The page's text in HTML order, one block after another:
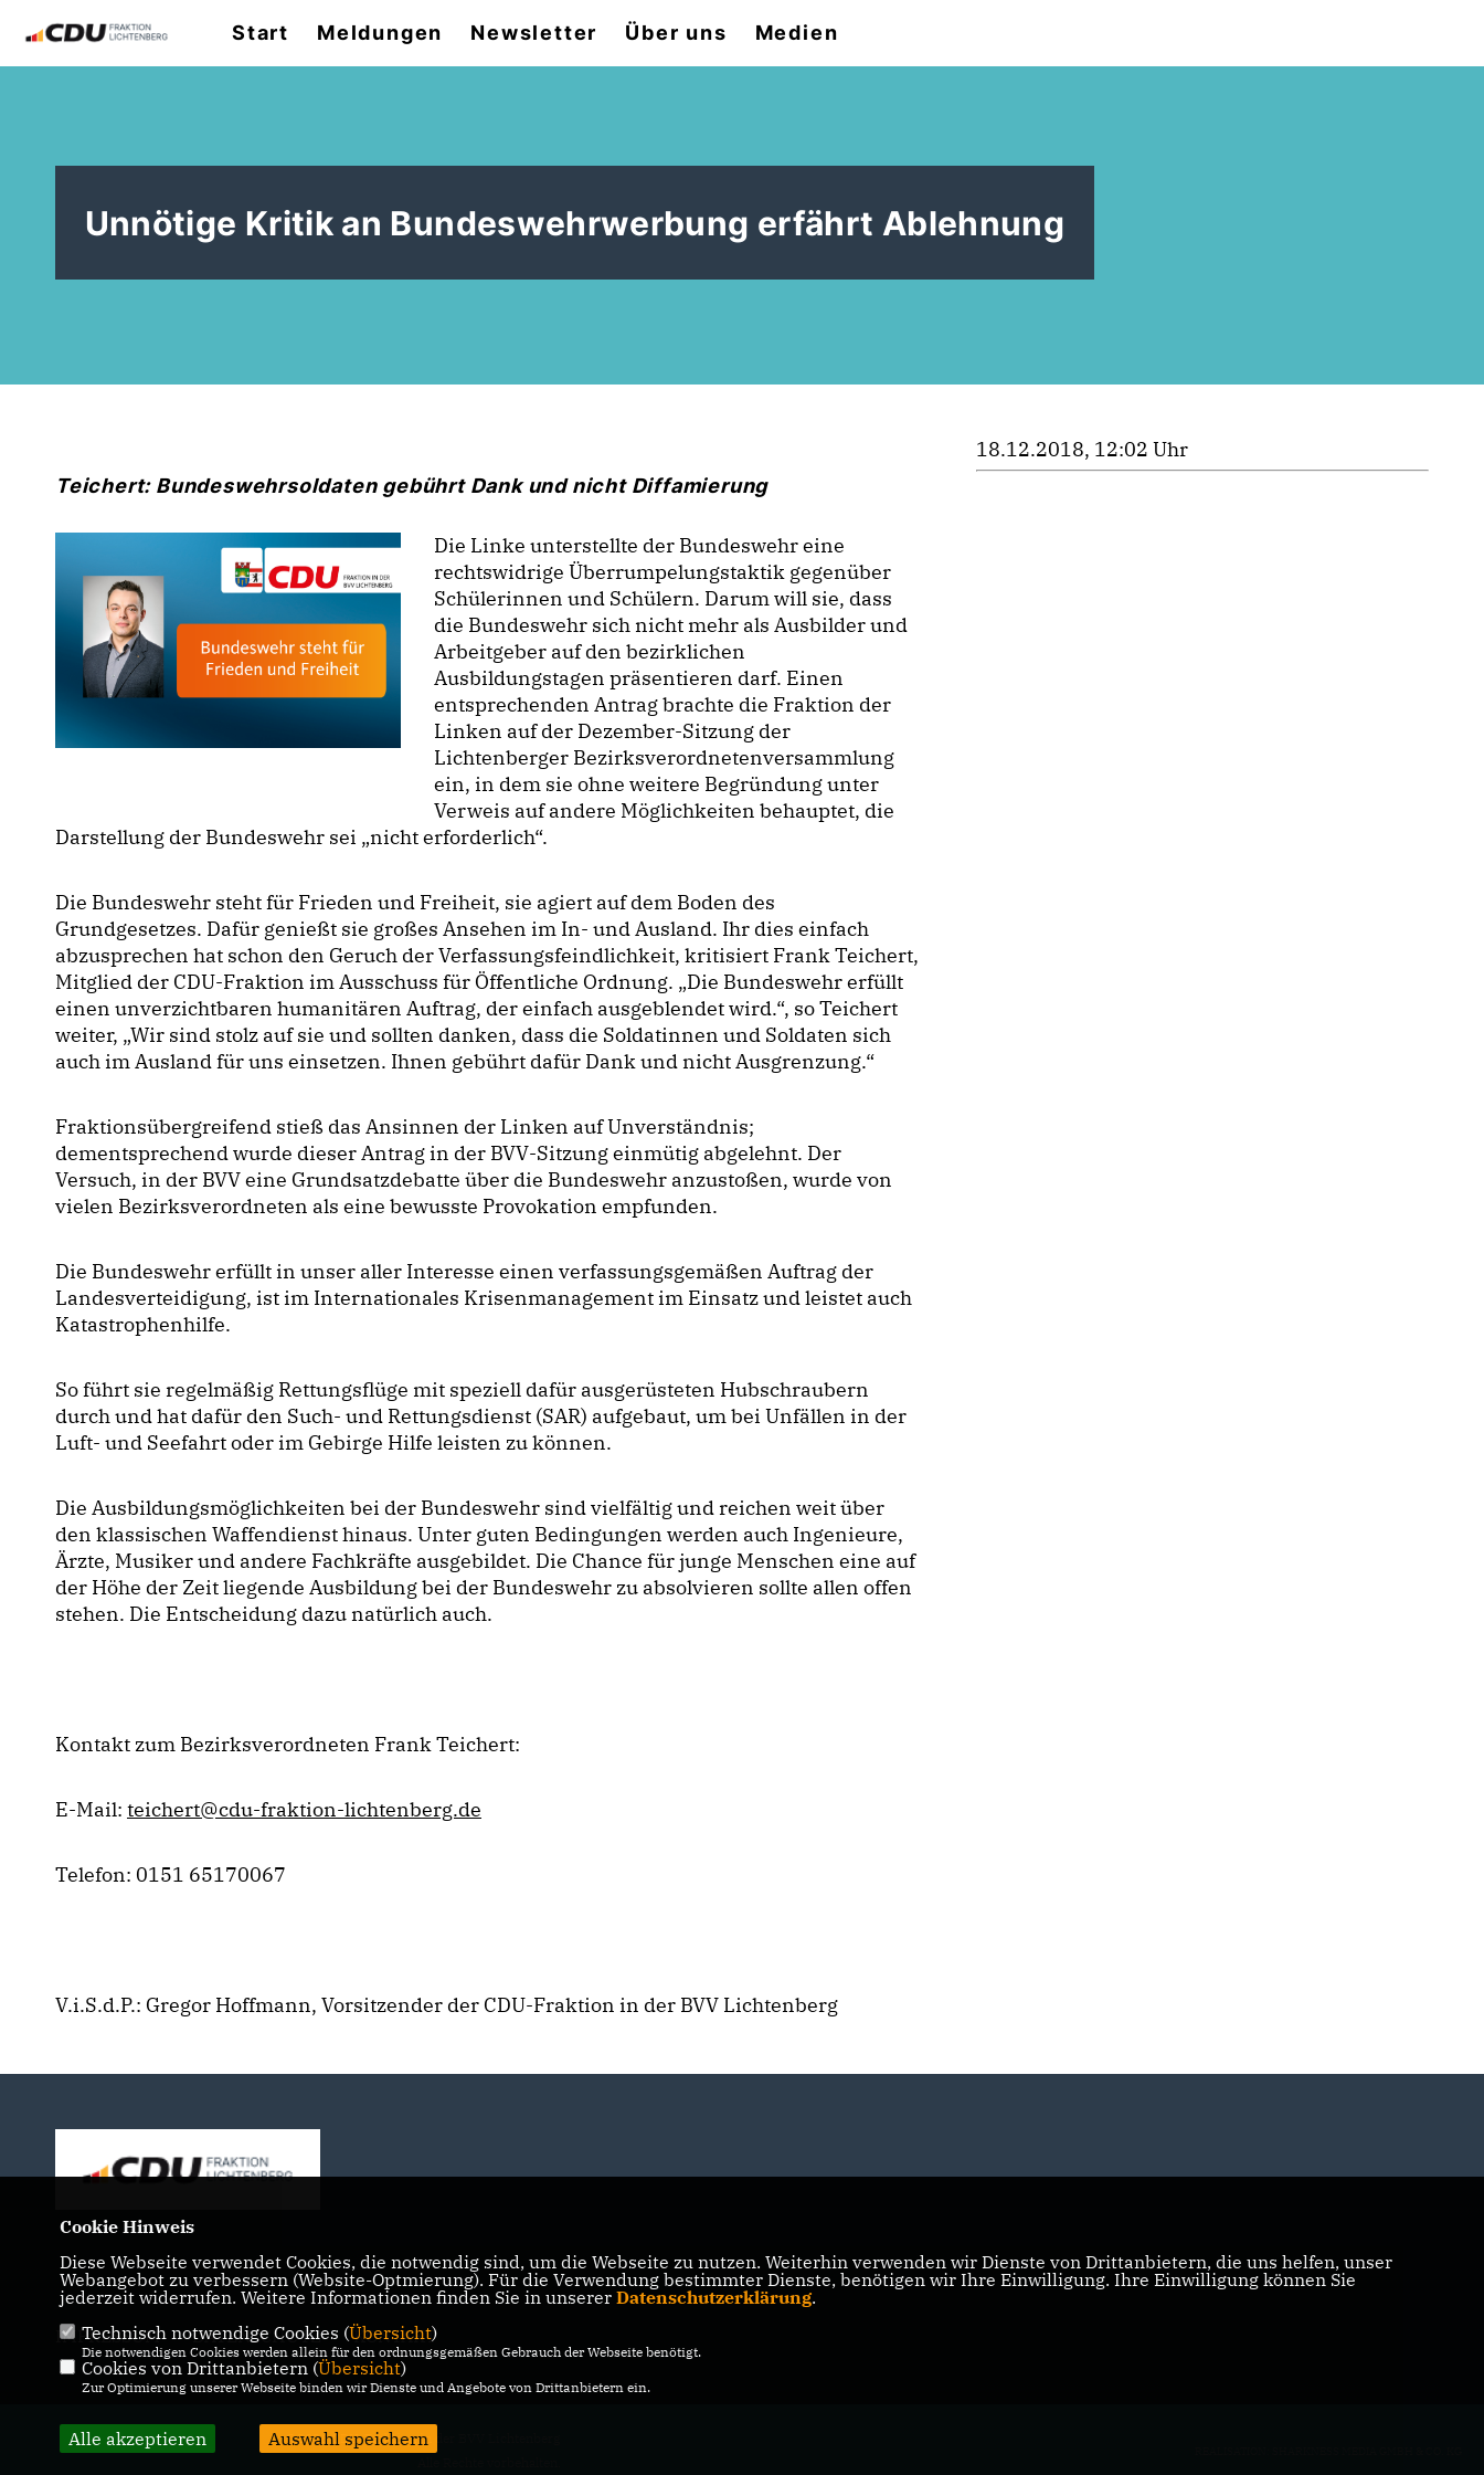
Start Meldungen Newsletter Über uns Medien
Unnötige Kritik an Bundeswehrwerbung erfährt Ablehnung
Teichert: Bundeswehrsoldaten gebührt Dank und nicht Diffamierung
Die Linke unterstellte der Bundeswehr eine
rechtswidrige Überrumpelungstaktik gegenüber
Schülerinnen und Schülern. Darum will sie, dass
die Bundeswehr sich nicht mehr als Ausbilder und
Arbeitgeber auf den bezirklichen
Ausbildungstagen präsentieren darf. Einen
entsprechenden Antrag brachte die Fraktion der
Linken auf der Dezember-Sitzung der
Lichtenberger Bezirksverordnetenversammlung
ein, in dem sie ohne weitere Begründung unter
Verweis auf andere Möglichkeiten behauptet, die
Darstellung der Bundeswehr sei „nicht erforderlich“.
Die Bundeswehr steht für Frieden und Freiheit, sie agiert auf dem Boden des
Grundgesetzes. Dafür genießt sie großes Ansehen im In- und Ausland. Ihr dies einfach
abzusprechen hat schon den Geruch der Verfassungsfeindlichkeit, kritisiert Frank Teichert,
Mitglied der CDU-Fraktion im Ausschuss für Öffentliche Ordnung. „Die Bundeswehr erfüllt
einen unverzichtbaren humanitären Auftrag, der einfach ausgeblendet wird.“, so Teichert
weiter, „Wir sind stolz auf sie und sollten danken, dass die Soldatinnen und Soldaten sich
auch im Ausland für uns einsetzen. Ihnen gebührt dafür Dank und nicht Ausgrenzung.“
Fraktionsübergreifend stieß das Ansinnen der Linken auf Unverständnis;
dementsprechend wurde dieser Antrag in der BVV-Sitzung einmütig abgelehnt. Der
Versuch, in der BVV eine Grundsatzdebatte über die Bundeswehr anzustoßen, wurde von
vielen Bezirksverordneten als eine bewusste Provokation empfunden.
Die Bundeswehr erfüllt in unser aller Interesse einen verfassungsgemäßen Auftrag der
Landesverteidigung, ist im Internationales Krisenmanagement im Einsatz und leistet auch
Katastrophenhilfe.
So führt sie regelmäßig Rettungsflüge mit speziell dafür ausgerüsteten Hubschraubern
durch und hat dafür den Such- und Rettungsdienst (SAR) aufgebaut, um bei Unfällen in der
Luft- und Seefahrt oder im Gebirge Hilfe leisten zu können.
Die Ausbildungsmöglichkeiten bei der Bundeswehr sind vielfältig und reichen weit über
den klassischen Waffendienst hinaus. Unter guten Bedingungen werden auch Ingenieure,
Ärzte, Musiker und andere Fachkräfte ausgebildet. Die Chance für junge Menschen eine auf
der Höhe der Zeit liegende Ausbildung bei der Bundeswehr zu absolvieren sollte allen offen
stehen. Die Entscheidung dazu natürlich auch.
Kontakt zum Bezirksverordneten Frank Teichert:
E-Mail: teichert@cdu-fraktion-lichtenberg.de
Telefon: 0151 65170067
V.i.S.d.P.: Gregor Hoffmann, Vorsitzender der CDU-Fraktion in der BVV Lichtenberg
18.12.2018, 12:02 Uhr
IMPRESSUM DATENSCHUTZ KONTAKT
@2026 CDU-Fraktion in der BVV Lichtenberg
Cookie Hinweis
Diese Webseite verwendet Cookies, die notwendig sind, um die Webseite zu nutzen. Weiterhin verwenden wir Dienste von Drittanbietern, die uns helfen, unser
Webangebot zu verbessern (Website-Optmierung). Für die Verwendung bestimmter Dienste, benötigen wir Ihre Einwilligung. Ihre Einwilligung können Sie
jederzeit widerrufen. Weitere Informationen finden Sie in unserer Datenschutzerklärung.
Technisch notwendige Cookies (Übersicht)
Die notwendigen Cookies werden allein für den ordnungsgemäßen Gebrauch der Webseite benötigt.
Cookies von Drittanbietern (Übersicht)
Zur Optimierung unserer Webseite binden wir Dienste und Angebote von Drittanbietern ein.
Alle akzeptieren Auswahl speichern